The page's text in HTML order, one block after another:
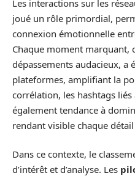
Les interactions sur les
joué un rôle primordial,
connexion émotionnelle
Chaque moment marquant,
dépassements audacieux, a
plateformes, amplifiant la
corrélation, les hashtags
également tendance à
rendant visible chaque
Dans ce contexte, le
d’intérêt et d’analyse. Les